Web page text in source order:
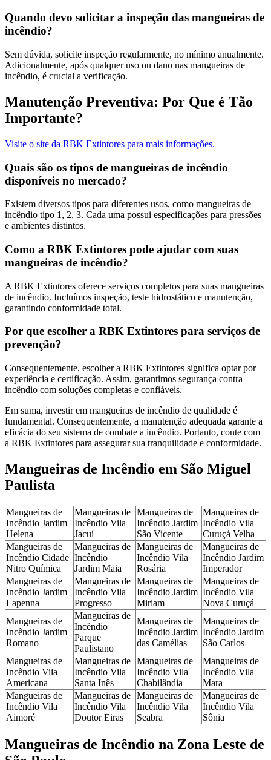
Quando devo solicitar a inspeção das mangueiras de
incêndio?
Sem dúvida, solicite inspeção regularmente, no mínimo anualmente.
Adicionalmente, após qualquer uso ou dano nas mangueiras de
incêndio, é crucial a verificação.
Manutenção Preventiva: Por Que é Tão
Importante?
Visite o site da RBK Extintores para mais informações.
Quais são os tipos de mangueiras de incêndio
disponíveis no mercado?
Existem diversos tipos para diferentes usos, como mangueiras de
incêndio tipo 1, 2, 3. Cada uma possui especificações para pressões
e ambientes distintos.
Como a RBK Extintores pode ajudar com suas
mangueiras de incêndio?
A RBK Extintores oferece serviços completos para suas mangueiras
de incêndio. Incluímos inspeção, teste hidrostático e manutenção,
garantindo conformidade total.
Por que escolher a RBK Extintores para serviços de
prevenção?
Consequentemente, escolher a RBK Extintores significa optar por
experiência e certificação. Assim, garantimos segurança contra
incêndio com soluções completas e confiáveis.
Em suma, investir em mangueiras de incêndio de qualidade é
fundamental. Consequentemente, a manutenção adequada garante a
eficácia do seu sistema de combate a incêndio. Portanto, conte com
a RBK Extintores para assegurar sua tranquilidade e conformidade.
Mangueiras de Incêndio em São Miguel
Paulista
Mangueiras de
Incêndio Jardim
Helena
Mangueiras de
Incêndio Vila
Jacuí
Mangueiras de
Incêndio Jardim
São Vicente
Mangueiras de
Incêndio Vila
Curuçá Velha
Mangueiras de
Incêndio Cidade
Nitro Química
Mangueiras de
Incêndio
Jardim Maia
Mangueiras de
Incêndio Vila
Rosária
Mangueiras de
Incêndio Jardim
Imperador
Mangueiras de
Incêndio Jardim
Lapenna
Mangueiras de
Incêndio Vila
Progresso
Mangueiras de
Incêndio Jardim
Miriam
Mangueiras de
Incêndio Vila
Nova Curuçá
Mangueiras de
Incêndio Jardim
Romano
Mangueiras de
Incêndio
Parque
Paulistano
Mangueiras de
Incêndio Jardim
das Camélias
Mangueiras de
Incêndio Jardim
São Carlos
Mangueiras de
Incêndio Vila
Americana
Mangueiras de
Incêndio Vila
Santa Inês
Mangueiras de
Incêndio Vila
Chabilândia
Mangueiras de
Incêndio Vila
Mara
Mangueiras de
Incêndio Vila
Aimoré
Mangueiras de
Incêndio Vila
Doutor Eiras
Mangueiras de
Incêndio Vila
Seabra
Mangueiras de
Incêndio Vila
Sônia
Mangueiras de Incêndio na Zona Leste de